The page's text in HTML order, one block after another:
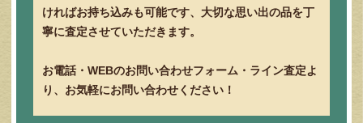
ければお持ち込みも可能です、大切な思い出の品を丁
寧に査定させていただきます。
お電話・WEBのお問い合わせフォーム・ライン査定よ
り、お気軽にお問い合わせください！